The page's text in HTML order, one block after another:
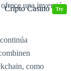
Cripto Casino Try
una inversión
como